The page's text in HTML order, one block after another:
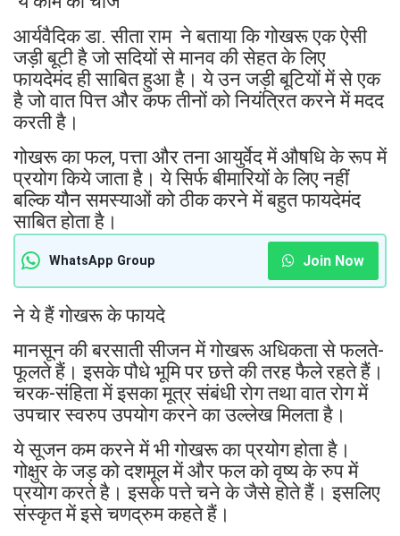
आर्यवैदिक डा. सीता राम ने बताया कि गोखरू एक ऐसी
जड़ी बूटी है जो सदियों से मानव की सेहत के लिए
फायदेमंद ही साबित हुआ है। ये उन जड़ी बूटियों में से एक
है जो वात पित्त और कफ तीनों को नियंत्रित करने में मदद
करती है।
गोखरू का फल, पत्ता और तना आयुर्वेद में औषधि के रूप में
प्रयोग किये जाता है। ये सिर्फ बीमारियों के लिए नहीं
बल्कि यौन समस्याओं को ठीक करने में बहुत फायदेमंद
साबित होता है।
WhatsApp Group Join Now
ने ये हैं गोखरू के फायदे
मानसून की बरसाती सीजन में गोखरू अधिकता से फलते-
फूलते हैं। इसके पौधे भूमि पर छत्ते की तरह फैले रहते हैं।
चरक-संहिता में इसका मूत्र संबंधी रोग तथा वात रोग में
उपचार स्वरुप उपयोग करने का उल्लेख मिलता है।
ये सूजन कम करने में भी गोखरू का प्रयोग होता है।
गोक्षुर के जड़ को दशमूल में और फल को वृष्य के रुप में
प्रयोग करते है। इसके पत्ते चने के जैसे होते हैं। इसलिए
संस्कृत में इसे चणद्रुम कहते हैं।